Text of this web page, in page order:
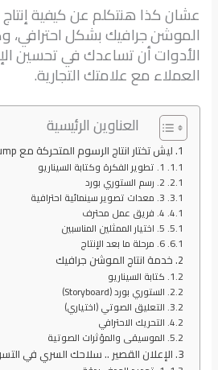
عشان كذا هنتكلم عن كيفية
الموشن جرافيك بشكل
الأدوات أن تساعدك في تحسين
العملاء مع علامتك التجارية.
العناوين الرئيسية
ليش تختار انتاج الرسوم المتحركة مع Jump؟
1. تطوير الفكرة وكتابة السيناريو
2. رسم الستوري بورد
3. معدات تصوير سينمائية احترافية
4. فريق عمل محترف
5. اختيار الممثلين المناسبين
6. مرحلة ما بعد الإنتاج
خدمة انتاج الموشن جرافيك
كتابة السيناريو
الستوري بورد (Storyboard)
التعليق الصوتي (اختياري)
التحريك الاحترافي
الموسيقى والمؤثرات الصوتية
الإعلان القصير .. سلاحك السري في